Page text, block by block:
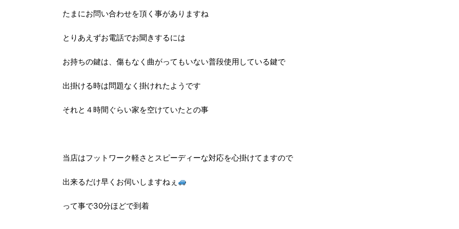
たまにお問い合わせを頂く事がありますね
とりあえずお電話でお聞きするには
お持ちの鍵は、傷もなく曲がってもいない普段使用している鍵で
出掛ける時は問題なく掛けれたようです
それと４時間ぐらい家を空けていたとの事
当店はフットワーク軽さとスピーディーな対応を心掛けてますので
出来るだけ早くお伺いしますねぇ
って事で30分ほどで到着